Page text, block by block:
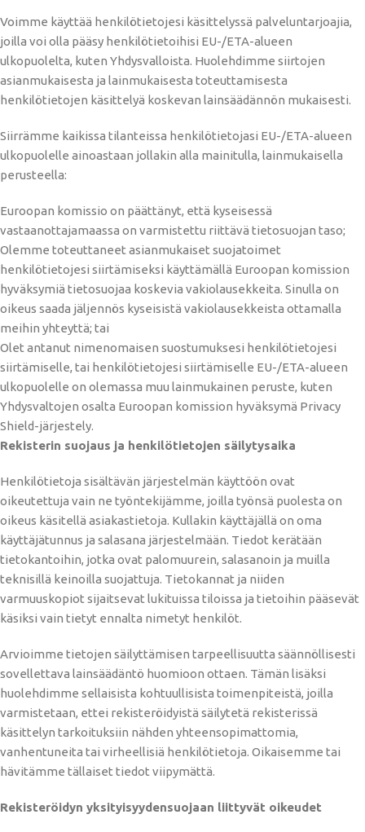
Voimme käyttää henkilötietojesi käsittelyssä palveluntarjoajia,
joilla voi olla pääsy henkilötietoihisi EU-/ETA-alueen
ulkopuolelta, kuten Yhdysvalloista. Huolehdimme siirtojen
asianmukaisesta ja lainmukaisesta toteuttamisesta
henkilötietojen käsittelyä koskevan lainsäädännön mukaisesti.
Siirrämme kaikissa tilanteissa henkilötietojasi EU-/ETA-alueen
ulkopuolelle ainoastaan jollakin alla mainitulla, lainmukaisella
perusteella:
Euroopan komissio on päättänyt, että kyseisessä
vastaanottajamaassa on varmistettu riittävä tietosuojan taso;
Olemme toteuttaneet asianmukaiset suojatoimet
henkilötietojesi siirtämiseksi käyttämällä Euroopan komission
hyväksymiä tietosuojaa koskevia vakiolausekkeita. Sinulla on
oikeus saada jäljennös kyseisistä vakiolausekkeista ottamalla
meihin yhteyttä; tai
Olet antanut nimenomaisen suostumuksesi henkilötietojesi
siirtämiselle, tai henkilötietojesi siirtämiselle EU-/ETA-alueen
ulkopuolelle on olemassa muu lainmukainen peruste, kuten
Yhdysvaltojen osalta Euroopan komission hyväksymä Privacy
Shield-järjestely.
Rekisterin suojaus ja henkilötietojen säilytysaika
Henkilötietoja sisältävän järjestelmän käyttöön ovat
oikeutettuja vain ne työntekijämme, joilla työnsä puolesta on
oikeus käsitellä asiakastietoja. Kullakin käyttäjällä on oma
käyttäjätunnus ja salasana järjestelmään. Tiedot kerätään
tietokantoihin, jotka ovat palomuurein, salasanoin ja muilla
teknisillä keinoilla suojattuja. Tietokannat ja niiden
varmuuskopiot sijaitsevat lukituissa tiloissa ja tietoihin pääsevät
käsiksi vain tietyt ennalta nimetyt henkilöt.
Arvioimme tietojen säilyttämisen tarpeellisuutta säännöllisesti
sovellettava lainsäädäntö huomioon ottaen. Tämän lisäksi
huolehdimme sellaisista kohtuullisista toimenpiteistä, joilla
varmistetaan, ettei rekisteröidyistä säilytetä rekisterissä
käsittelyn tarkoituksiin nähden yhteensopimattomia,
vanhentuneita tai virheellisiä henkilötietoja. Oikaisemme tai
hävitämme tällaiset tiedot viipymättä.
Rekisteröidyn yksityisyydensuojaan liittyvät oikeudet